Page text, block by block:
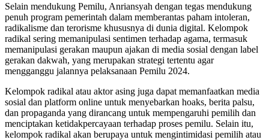
Selain mendukung Pemilu, Anriansyah dengan tegas mendukung
penuh program pemerintah dalam memberantas paham intoleran,
radikalisme dan terorisme khususnya di dunia digital. Kelompok
radikal sering memanipulasi sentimen terhadap agama, termasuk
memanipulasi gerakan maupun ajakan di media sosial dengan label
gerakan dakwah, yang merupakan strategi tertentu agar
mengganggu jalannya pelaksanaan Pemilu 2024.
Kelompok radikal atau aktor asing juga dapat memanfaatkan media
sosial dan platform online untuk menyebarkan hoaks, berita palsu,
dan propaganda yang dirancang untuk mempengaruhi pemilih dan
menciptakan ketidakpercayaan terhadap proses pemilu. Selain itu,
kelompok radikal akan berupaya untuk mengintimidasi pemilih atau